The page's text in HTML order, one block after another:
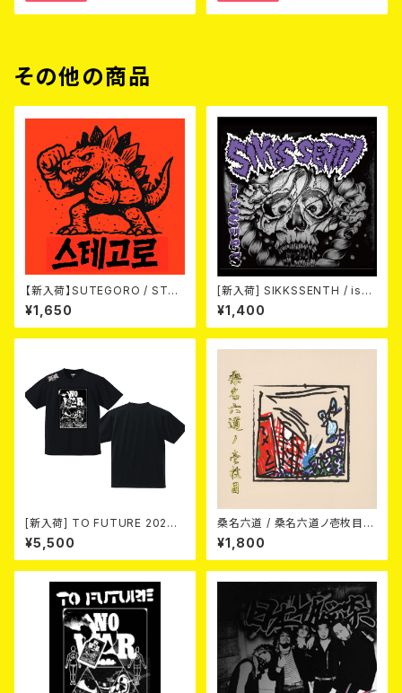
その他の商品
【新入荷】SUTEGORO / STRE
ET BATTLE (CD)
¥1,650
[新入荷] SIKKSSENTH / issu
es (CD-R)
¥1,400
[新入荷] TO FUTURE 2026
× MOBSTYLES Tee
¥5,500
桑名六道 / 桑名六道ノ壱枚目
(CD)
¥1,800